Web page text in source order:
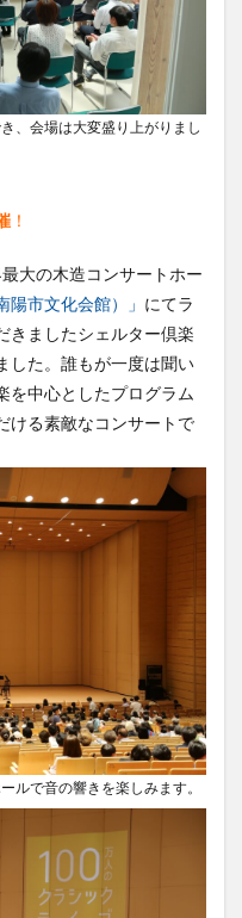
、会場は大変盛り上がりまし
！
大の木造コンサートホー
陽市文化会館）」 にてラ
きましたシェルター倶楽
した。誰もが一度は聞い
を中心としたプログラム
ける素敵なコンサートで
ルで音の響きを楽しみます。